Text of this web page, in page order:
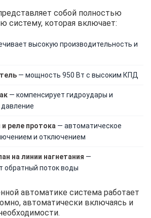
собой полностью
систему, которая включает:
высокую производительность и
— мощность 950 Вт с высоким КПД
— компенсирует гидроудары и
реле протока — автоматическое
и отключением
на линии нагнетания —
обратный поток воды
автоматике система работает
автоматически включаясь и